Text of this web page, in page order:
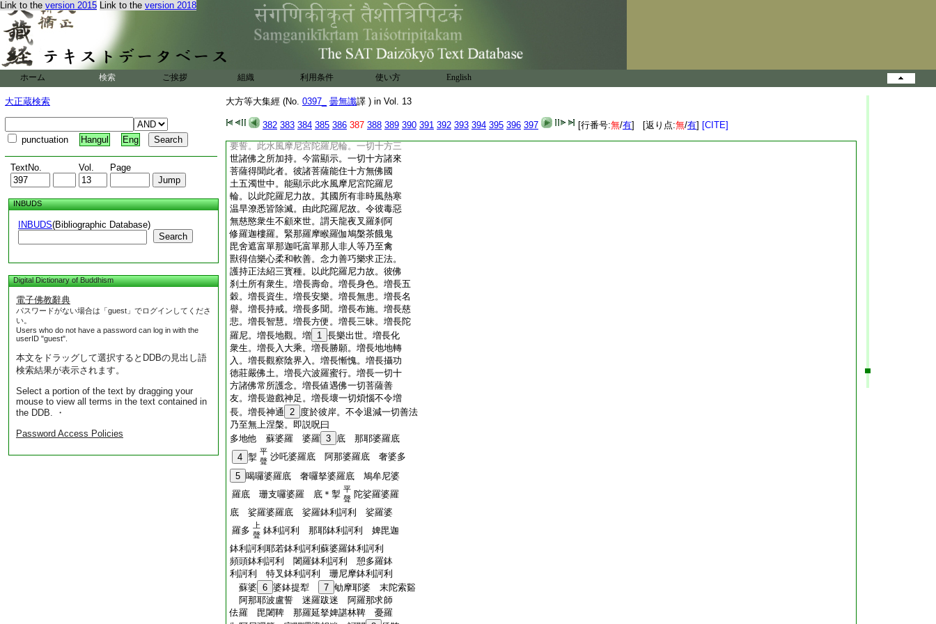
Link to the version 2015 Link to the version 2018
ホーム 検索 ご挨拶 組織 利用条件 使い方 English
大正蔵検索
punctuation Hangul Eng
TextNo. Vol. Page
INBUDS
INBUDS(Bibliographic Database)
Search
Digital Dictionary of Buddhism
電子佛教辭典
パスワードがない場合は「guest」でログインしてくださ
い。
Users who do not have a password can log in with the
userID "guest".
本文をドラッグして選択するとDDBの見出し語
検索結果が表示されます。
Select a portion of the text by dragging your
mouse to view all terms in the text contained in
the DDB. ・
Password Access Policies
大方等大集經 (No. 0397_ 曇無讖譯 ) in Vol. 13
382 383 384 385 386 387 388 389 390 391 392 393 394 395 396 397 [行番号:無/有] [返り点:無/有] [CITE]
令修羅等得淨心 増長地味無毒惡
能除寒熱暴風雨 願説守護奪精氣
10
令食穀藥 11 果味等 強記除患修善行
滅除毒害諸惡見 歸信最勝無上法
或奪精氣多煩惱 云何教化此衆生
此諸天等於牟尼 希求最上甚深妙
顯示趣向菩提道 令諸衆生入大乘
大衆雲集果願滿 十方菩薩讃佛徳
云何降伏諸惡龍 雨澤調適苗稼茂
爾時佛告功徳天言。清淨智。此大陀羅尼諸
要誓。此水風摩尼宮陀羅尼輪。一切十方三
世諸佛之所加持。今當顯示。一切十方諸來
菩薩得聞此者。彼諸菩薩能住十方無佛國
土五濁世中。能顯示此水風摩尼宮陀羅尼
輪。以此陀羅尼力故。其國所有非時風熱寒
温旱潦悉皆除滅。由此陀羅尼故。令彼毒惡
無慈愍衆生不顧來世。謂天龍夜叉羅刹阿
修羅迦樓羅。緊那羅摩睺羅伽鳩槃茶餓鬼
毘舍遮富單那迦吒富單那人非人等乃至禽
獸得信樂心柔和軟善。念力善巧樂求正法。
護持正法紹三寳種。以此陀羅尼力故。彼佛
刹土所有衆生。増長壽命。増長身色。増長五
穀。増長資生。増長安樂。増長無患。増長名
譽。増長持戒。増長多聞。増長布施。増長慈
悲。増長智慧。増長方便。増長三昧。増長陀
羅尼。増長地觀。増 1 長樂出世。増長化
衆生。増長入大乘。増長勝願。増長地地轉
入。増長觀察陰界入。増長慚愧。増長攝功
徳莊嚴佛土。増長六波羅蜜行。増長一切十
方諸佛常所護念。増長値遇佛一切菩薩善
友。増長遊戲神足。増長壞一切煩惱不令増
長。増長神通 2 度於彼岸。不令退減一切善法
乃至無上涅槃。即説呪曰
多地他 蘇婆羅 婆羅 3 底 那耶婆羅底
4 掣
平
聲 沙吒婆羅底 阿那婆羅底 奢婆多
5 喝囉婆羅底 奢囉拏婆羅底 鳩牟尼婆
羅底 珊支囉婆羅 底＊掣 平
聲 陀娑羅婆羅
底 娑羅婆羅底 娑羅鉢利訶利 娑羅婆
羅多
上
聲 鉢利訶利 那耶鉢利訶利 婢毘迦
鉢利訶利耶若鉢利訶利蘇婆羅鉢利訶利
頻頭鉢利訶利 闍羅鉢利訶利 憩多羅鉢
利訶利 特叉鉢利訶利 珊尼摩鉢利訶利
蘇婆 6 婆鉢提犁 7 劬摩耶婆 末陀索谿
阿那耶波盧誓 迷羅跋迷 阿羅那求師
佉羅 毘闍鞞 那羅延拏婢諶林鞞 憂羅